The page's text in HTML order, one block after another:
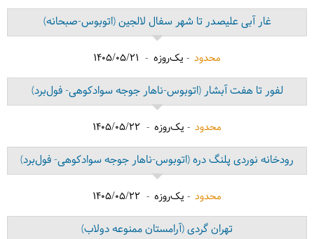
غار آبی علیصدر تا شهر سفال لالجین(اتوبوس-صبحانه)
محدود یک‌روزه 1405/05/21
لفور تا هفت آبشار(اتوبوس-ناهار جوجه سوادکوهی- فول‌برد)
محدود یک‌روزه 1405/05/22
رودخانه نوردی پلنگ دره(اتوبوس-ناهار جوجه سوادکوهی- فول‌برد)
محدود یک‌روزه 1405/05/22
تهران گردی(آرامستان ممنوعه دولاب)